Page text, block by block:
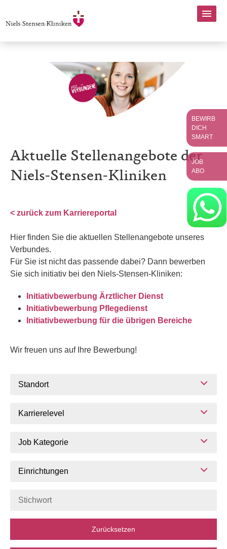
Aktuelle Stellenangebote der
Niels-Stensen-Kliniken
< zurück zum Karriereportal
Hier finden Sie die aktuellen Stellenangebote unseres
Verbundes.
Für Sie ist nicht das passende dabei? Dann bewerben
Sie sich initiativ bei den Niels-Stensen-Kliniken:
Initiativbewerbung Ärztlicher Dienst
Initiativbewerbung Pflegedienst
Initiativbewerbung für die übrigen Bereiche
Wir freuen uns auf Ihre Bewerbung!
Standort
Karrierelevel
Job Kategorie
Einrichtungen
Zurücksetzen
BEWIRB
DICH
SMART
JOB
ABO